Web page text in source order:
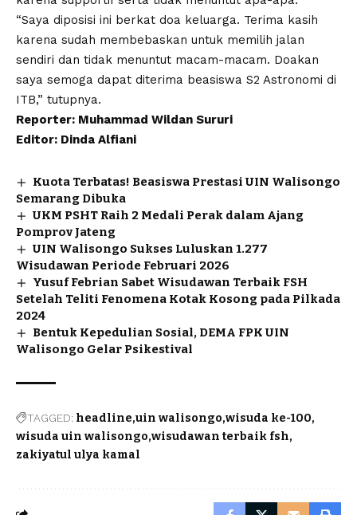
“Saya diposisi ini berkat doa keluarga. Terima kasih
karena sudah membebaskan untuk memilih jalan
sendiri dan tidak menuntut macam-macam. Doakan
saya semoga dapat diterima beasiswa S2 Astronomi di
ITB,” tutupnya.
Reporter: Muhammad Wildan Sururi
Editor: Dinda Alfiani
Kuota Terbatas! Beasiswa Prestasi UIN Walisongo
Semarang Dibuka
UKM PSHT Raih 2 Medali Perak dalam Ajang
Pomprov Jateng
UIN Walisongo Sukses Luluskan 1.277
Wisudawan Periode Februari 2026
Yusuf Febrian Sabet Wisudawan Terbaik FSH
Setelah Teliti Fenomena Kotak Kosong pada Pilkada
2024
Bentuk Kepedulian Sosial, DEMA FPK UIN
Walisongo Gelar Psikestival
TAGGED: headline uin walisongo wisuda ke-100
wisuda uin walisongo wisudawan terbaik fsh
zakiyatul ulya kamal